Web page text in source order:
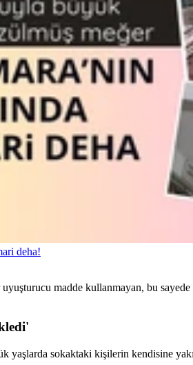
deha!
uyuşturucu madde kullanmayan, bu
yaşlarda sokaktaki kişilerin kendisine